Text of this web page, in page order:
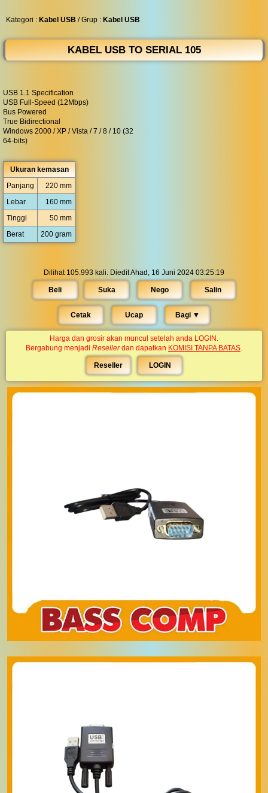
Kategori : Kabel USB / Grup : Kabel USB
KABEL USB TO SERIAL 105
USB 1.1 Specification
USB Full-Speed (12Mbps)
Bus Powered
True Bidirectional
Windows 2000 / XP / Vista / 7 / 8 / 10 (32
64-bits)
Ukuran kemasan
Panjang
220 mm
Lebar
160 mm
Tinggi
50 mm
Berat
200 gram
Dilihat 105.993 kali. Diedit Ahad, 16 Juni 2024 03:25:19
Beli Suka Nego Salin
Cetak Ucap Bagi ▼︎
Harga dan grosir akan muncul setelah anda LOGIN.
Bergabung menjadi Resellerdan dapatkan KOMISI TANPA BATAS.
Reseller LOGIN